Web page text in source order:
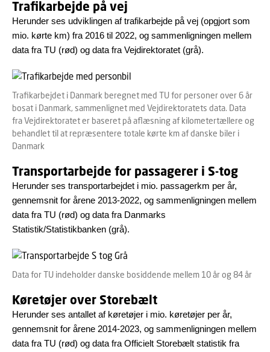
Trafikarbejde på vej
Herunder ses udviklingen af trafikarbejde på vej (opgjort som
mio. kørte km) fra 2016 til 2022, og sammenligningen mellem
data fra TU (rød) og data fra Vejdirektoratet (grå).
Trafikarbejdet i Danmark beregnet med TU for personer over 6 år
bosat i Danmark, sammenlignet med Vejdirektoratets data. Data
fra Vejdirektoratet er baseret på aflæsning af kilometertællere og
behandlet til at repræsentere totale kørte km af danske biler i
Danmark
Transportarbejde for passagerer i S-tog
Herunder ses transportarbejdet i mio. passagerkm per år,
gennemsnit for årene 2013-2022, og sammenligningen mellem
data fra TU (rød) og data fra Danmarks
Statistik/Statistikbanken (grå).
Data for TU indeholder danske bosiddende mellem 10 år og 84 år
Køretøjer over Storebælt
Herunder ses antallet af køretøjer i mio. køretøjer per år,
gennemsnit for årene 2014-2023, og sammenligningen mellem
data fra TU (rød) og data fra Officielt Storebælt statistik fra